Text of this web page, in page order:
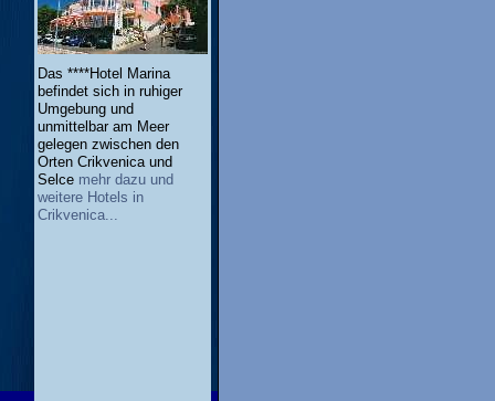
Das ****Hotel Marina
befindet sich in ruhiger
Umgebung und
unmittelbar am Meer
gelegen zwischen den
Orten Crikvenica und
Selce mehr dazu und
weitere Hotels in
Crikvenica...